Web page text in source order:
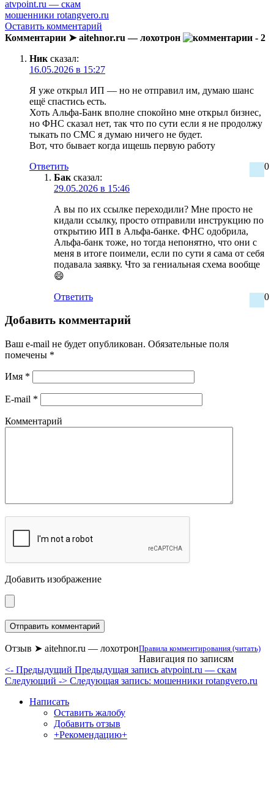
atvpoint.ru — скам
мошенники rotangvero.ru
Оставить комментарий
Комментарии ➤ aitehnor.ru — лохотрон
- 2
Ник сказал:
16.05.2026 в 15:27
Я уже открыл ИП — но не отправил им, думаю шанс
ещё спастись есть.
Хоть Альфа-Банк вполне спокойно мне открыл бизнес,
но ФНС сказал нет, так что по сути если я не продолжу
тыкать по СМС я думаю ничего не будет.
Вот, что бывает когда ищешь первую работу
0
Ответить
Бак сказал:
29.05.2026 в 15:46
А вы по их ссылке переходили? Мне просто не
кидали ссылку, просто отправили инструкцию по
открытию ИП в Альфа-банке. ФНС одобрила,
Альфа-банк тоже, но тогда непонятно, что они с
меня в итоге поимели, если по сути я сама от себя
подавала заявку. Что за гениальная схема вообще
😄
0
Ответить
Добавить комментарий
Ваш e-mail не будет опубликован. Обязательные поля
помечены *
Имя *
E-mail *
Комментарий
Добавить изображение
Правила комментирования (читать)
Отзыв ➤ aitehnor.ru — лохотрон
Навигация по записям
<- Предыдущий Предыдущая запись atvpoint.ru — скам
Следующий -> Следующая запись: мошенники rotangvero.ru
Написать
Оставить жалобу
Добавить отзыв
+Рекомендацию+